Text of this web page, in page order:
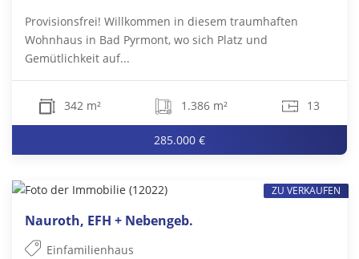
Provisionsfrei! Willkommen in diesem traumhaften
Wohnhaus in Bad Pyrmont, wo sich Platz und
Gemütlichkeit auf...
342 m² 1.386 m² 13
285.000 €
Nauroth, EFH + Nebengeb.
Einfamilienhaus
ZU VERKAUFEN